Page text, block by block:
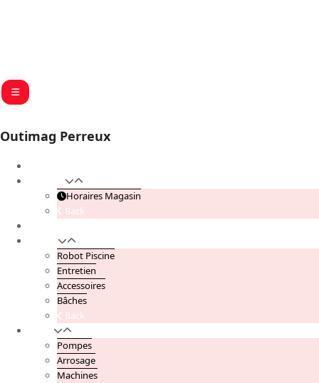
Outimag Perreux
Horaires Magasin
Back
Robot Piscine
Entretien
Accessoires
Bâches
Back
Pompes
Arrosage
Machines